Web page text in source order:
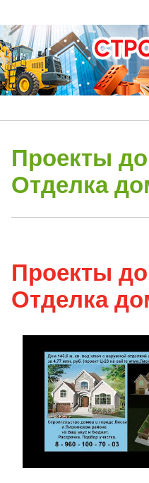
Проекты
Отделка
Проекты
Отделка